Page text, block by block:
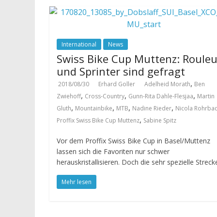
International News
Swiss Bike Cup Muttenz:
und Sprinter sind gefragt
2018/08/30 Erhard Goller Adelheid Morath, Ben
Zwiehoff, Cross-Country, Gunn-Rita Dahle-Flesjaa, Martin
Gluth, Mountainbike, MTB, Nadine Rieder, Nicola
Proffix Swiss Bike Cup Muttenz, Sabine Spitz
Vor dem Proffix Swiss Bike Cup in Basel/Muttenz
lassen sich die Favoriten nur schwer
herauskristallisieren. Doch die sehr spezielle
Mehr lesen